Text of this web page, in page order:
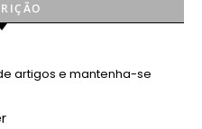
artigos e mantenha-se